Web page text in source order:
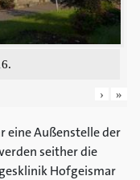
› »
eine Außenstelle der
seither die
Hofgeismar